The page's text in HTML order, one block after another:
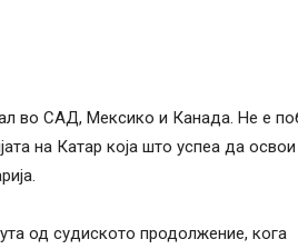
во САД, Мексико и Канада. Не е
на Катар која што успеа да
од судиското продолжение, кога